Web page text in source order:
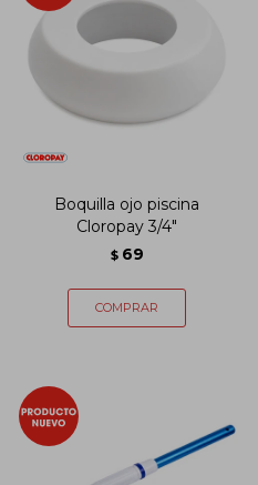
Boquilla ojo piscina
Cloropay 3/4"
$ 69